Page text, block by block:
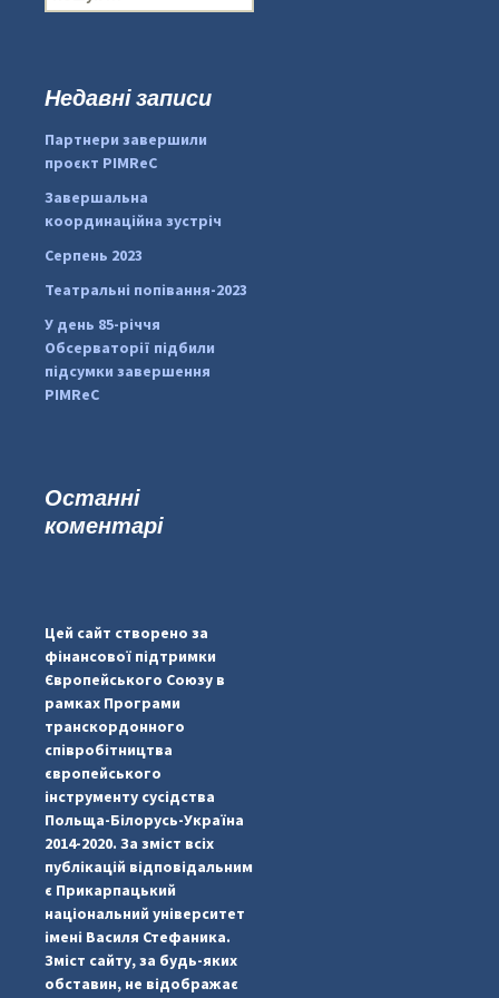
#PipIvanToday
pimrec_project
о
:Недавні записи
Партнери завершили
проєкт PIMReC
Завершальна
координаційна зустріч
Серпень 2023
Театральні попівання-2023
У день 85-річчя
Обсерваторії підбили
підсумки завершення
PIMReC
Останні
коментарі
Цей сайт створено за
фінансової підтримки
Європейського Союзу в
рамках Програми
транскордонного
співробітництва
європейського
інструменту сусідства
Польща-Білорусь-Україна
2014-2020. За зміст всіх
публікацій відповідальним
є Прикарпацький
національний університет
імені Василя Стефаника.
Зміст сайту, за будь-яких
обставин, не відображає